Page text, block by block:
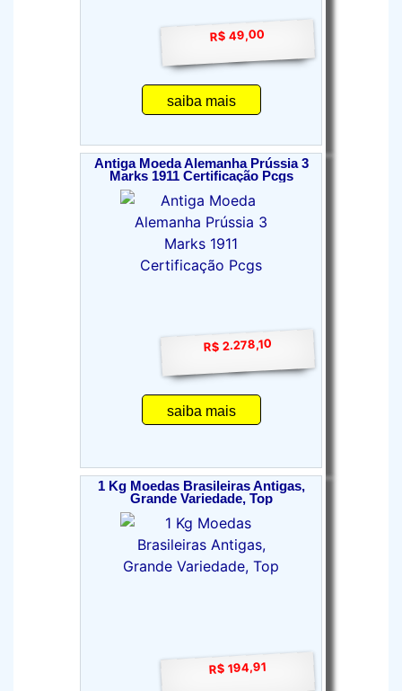
R$ 49,00
saiba mais
Antiga Moeda Alemanha Prússia 3
Marks 1911 Certificação Pcgs
R$ 2.278,10
saiba mais
1 Kg Moedas Brasileiras Antigas,
Grande Variedade, Top
R$ 194,91